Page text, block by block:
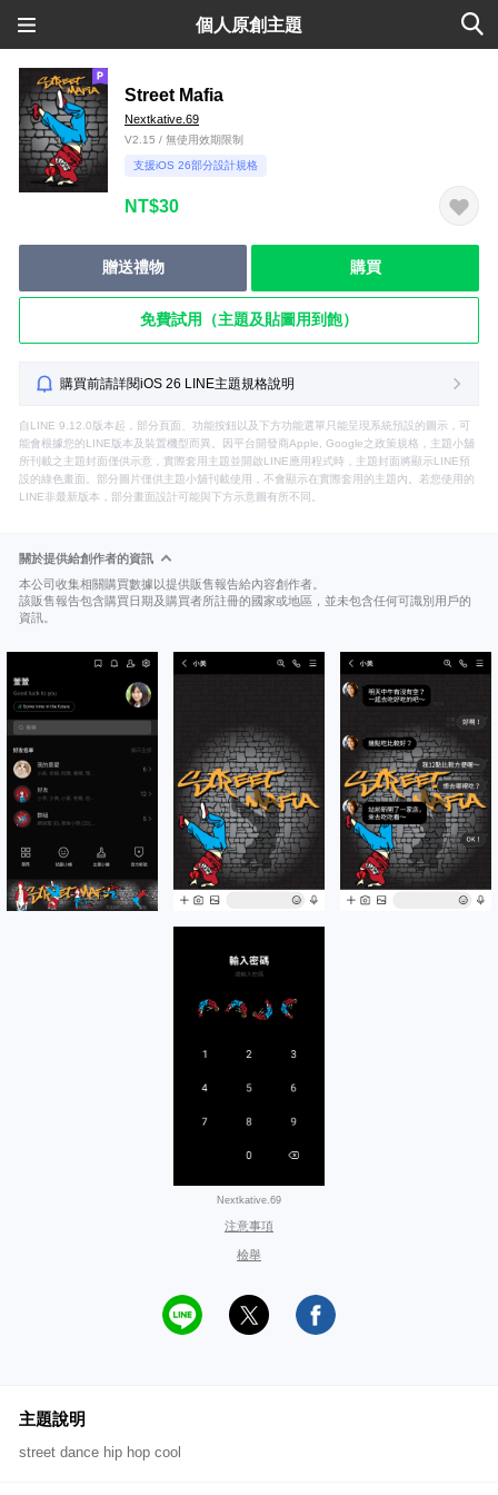
個人原創主題
Street Mafia
Nextkative.69
V2.15 / 無使用效期限制
支援iOS 26部分設計規格
NT$30
贈送禮物 購買
免費試用（主題及貼圖用到飽）
購買前請詳閱iOS 26 LINE主題規格說明
自LINE 9.12.0版本起，部分頁面、功能按鈕以及下方功能選單只能呈現系統預設的圖示，可
能會根據您的LINE版本及裝置機型而異。因平台開發商Apple, Google之政策規格，主題小舖
所刊載之主題封面僅供示意，實際套用主題並開啟LINE應用程式時，主題封面將顯示LINE預
設的綠色畫面。部分圖片僅供主題小舖刊載使用，不會顯示在實際套用的主題內。若您使用的
LINE非最新版本，部分畫面設計可能與下方示意圖有所不同。
關於提供給創作者的資訊
本公司收集相關購買數據以提供販售報告給內容創作者。
該販售報告包含購買日期及購買者所註冊的國家或地區，並未包含任何可識別用戶的
資訊。
Nextkative.69
注意事項
檢舉
主題說明
street dance hip hop cool